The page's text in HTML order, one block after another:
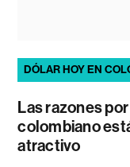
DÓLAR HOY EN
Las razones
colombiano
atractivo